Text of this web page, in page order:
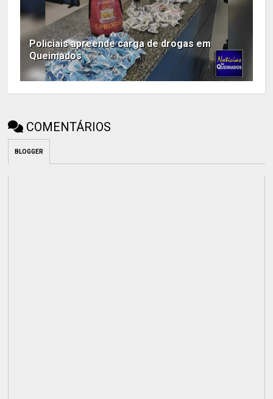
Policiais apreende carga de drogas em
Queimados
COMENTÁRIOS
BLOGGER